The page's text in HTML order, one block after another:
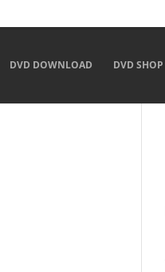
DVD DOWNLOAD DVD SHOP